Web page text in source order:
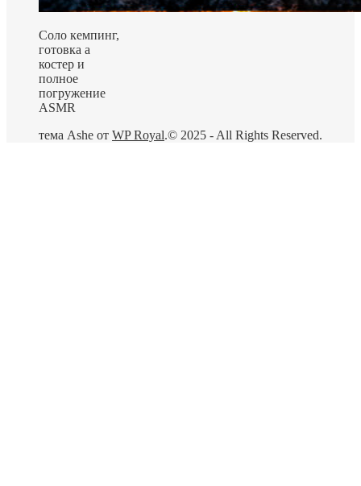
Соло кемпинг,
готовка а
костер и
полное
погружение
ASMR
© 2025 - All Rights Reserved.
тема Ashe от WP Royal.